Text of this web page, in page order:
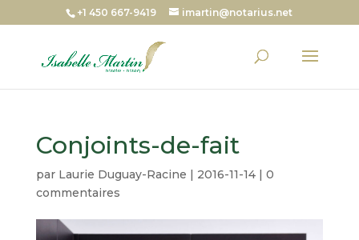
+1 450 667-9419 imartin@notarius.net
Conjoints-de-fait
par Laurie Duguay-Racine | 2016-11-14| 0
commentaires